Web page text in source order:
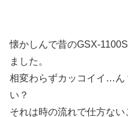
懐かしんで昔のGSX-
ました。
相変わらずカッコイイ…ん
い？
それは時の流れで仕方な